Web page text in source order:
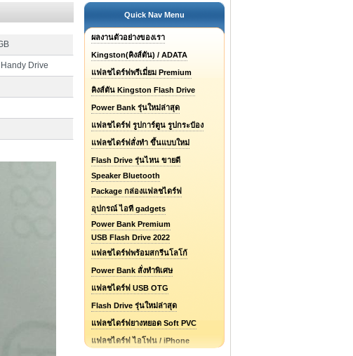
Drive
Quick Nav Menu
ผลงานตัวอย่างของเรา
Kingston(คิงส์ตัน) / ADATA
แฟลชไดร์ฟพรีเมี่ยม Premium
คิงส์ตัน Kingston Flash Drive
Power Bank รุ่นใหม่ล่าสุด
แฟลชไดร์ฟ รูปการ์ตูน รูปกระป๋อง
แฟลชไดร์ฟสั่งทำ ขึ้นแบบใหม่
Flash Drive รุ่นไหน ขายดี
Speaker Bluetooth
Package กล่องแฟลชไดร์ฟ
อุปกรณ์ ไอที gadgets
Power Bank Premium
USB Flash Drive 2022
แฟลชไดร์ฟพร้อมสกรีนโลโก้
Power Bank สั่งทำพิเศษ
แฟลชไดร์ฟ USB OTG
Flash Drive รุ่นใหม่ล่าสุด
แฟลชไดร์ฟยางหยอด Soft PVC
แฟลชไดร์ฟ ไอโฟน / iPhone